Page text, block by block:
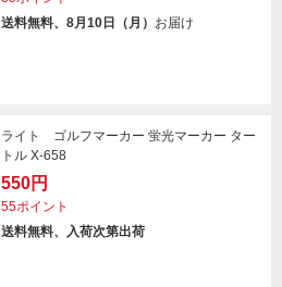
送料無料、8月10日（月） お届け
ライト ゴルフマーカー 蛍光マーカー ター
トル X-658
550円
55ポイント
送料無料、入荷次第出荷